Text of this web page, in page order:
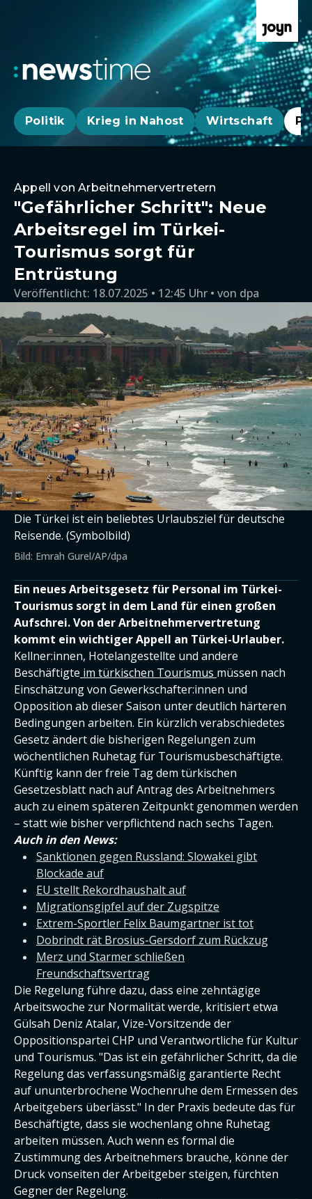
Politik Krieg in Nahost Wirtschaft
Appell von Arbeitnehmervertretern
"Gefährlicher Schritt": Neue
Arbeitsregel im Türkei-
Tourismus sorgt für
Entrüstung
Veröffentlicht: 18.07.2025 • 12:45 Uhr von dpa
Die Türkei ist ein beliebtes Urlaubsziel für deutsche
Reisende. (Symbolbild)
Bild: Emrah Gurel/AP/dpa
Ein neues Arbeitsgesetz für Personal im Türkei-
Tourismus sorgt in dem Land für einen großen
Aufschrei. Von der Arbeitnehmervertretung
kommt ein wichtiger Appell an Türkei-Urlauber.
Kellner:innen, Hotelangestellte und andere
Beschäftigte im türkischen Tourismus müssen nach
Einschätzung von Gewerkschafter:innen und
Opposition ab dieser Saison unter deutlich härteren
Bedingungen arbeiten. Ein kürzlich verabschiedetes
Gesetz ändert die bisherigen Regelungen zum
wöchentlichen Ruhetag für Tourismusbeschäftigte.
Künftig kann der freie Tag dem türkischen
Gesetzesblatt nach auf Antrag des Arbeitnehmers
auch zu einem späteren Zeitpunkt genommen werden
– statt wie bisher verpflichtend nach sechs Tagen.
Auch in den News:
Sanktionen gegen Russland: Slowakei gibt
Blockade auf
EU stellt Rekordhaushalt auf
Migrationsgipfel auf der Zugspitze
Extrem-Sportler Felix Baumgartner ist tot
Dobrindt rät Brosius-Gersdorf zum Rückzug
Merz und Starmer schließen
Freundschaftsvertrag
Die Regelung führe dazu, dass eine zehntägige
Arbeitswoche zur Normalität werde, kritisiert etwa
Gülsah Deniz Atalar, Vize-Vorsitzende der
Oppositionspartei CHP und Verantwortliche für Kultur
und Tourismus. "Das ist ein gefährlicher Schritt, da die
Regelung das verfassungsmäßig garantierte Recht
auf ununterbrochene Wochenruhe dem Ermessen des
Arbeitgebers überlässt." In der Praxis bedeute das für
Beschäftigte, dass sie wochenlang ohne Ruhetag
arbeiten müssen. Auch wenn es formal die
Zustimmung des Arbeitnehmers brauche, könne der
Druck vonseiten der Arbeitgeber steigen, fürchten
Gegner der Regelung.